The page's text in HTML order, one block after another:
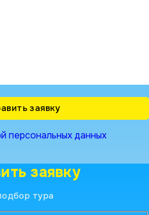
персональных данных
заявку
тура